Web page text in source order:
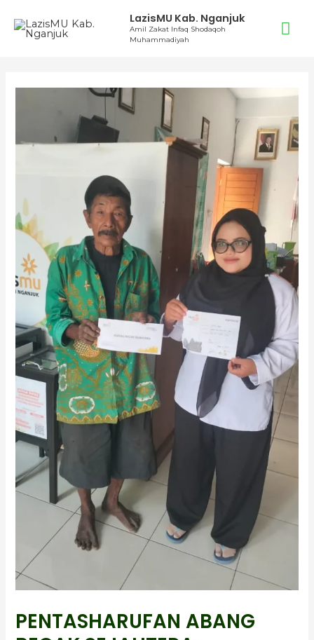
LazisMU Kab. Nganjuk
Amil Zakat Infaq Shodaqoh
Muhammadiyah
PENTASHARUFAN ABANG